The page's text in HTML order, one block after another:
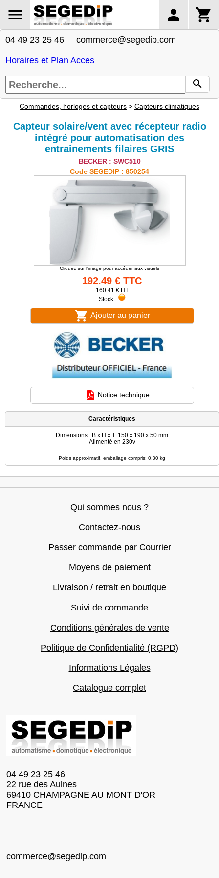
04 49 23 25 46 commerce@segedip.com
Horaires et Plan Acces
Commandes, horloges et capteurs > Capteurs climatiques
Capteur solaire/vent avec récepteur radio
intégré pour automatisation des
entraînements filaires GRIS
BECKER : SWC510
Code SEGEDIP : 850254
Cliquez sur l'image pour accéder aux visuels
192.49 € TTC
160.41 € HT
Stock :
Ajouter au panier
Notice technique
Caractéristiques
Dimensions : B x H x T: 150 x 190 x 50 mm
Alimenté en 230v
Poids approximatif, emballage compris: 0.30 kg
Qui sommes nous ?
Contactez-nous
Passer commande par Courrier
Moyens de paiement
Livraison / retrait en boutique
Suivi de commande
Conditions générales de vente
Politique de Confidentialité (RGPD)
Informations Légales
Catalogue complet
04 49 23 25 46
22 rue des Aulnes
69410 CHAMPAGNE AU MONT D'OR
FRANCE
commerce@segedip.com